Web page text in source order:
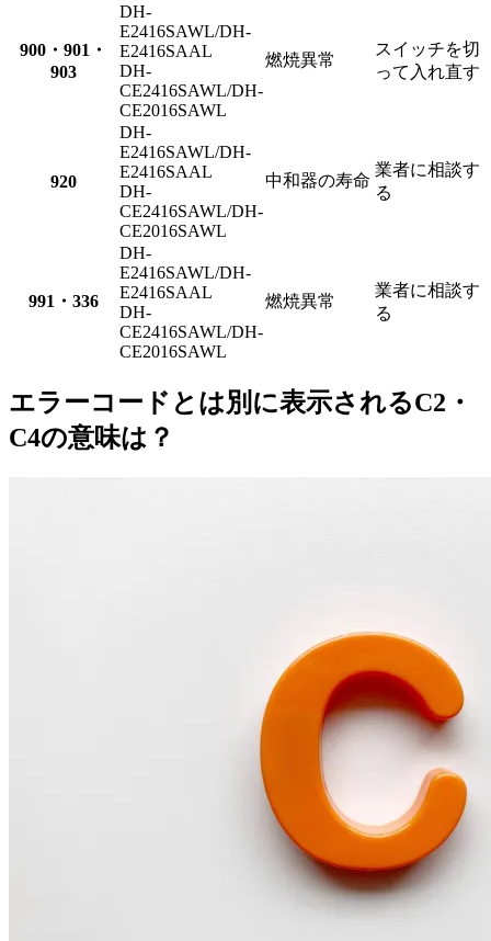
900・901・
903
DH-
E2416SAWL/DH-
E2416SAAL
DH-
CE2416SAWL/DH-
CE2016SAWL
燃焼異常
スイッチを切
って入れ直す
920
DH-
E2416SAWL/DH-
E2416SAAL
DH-
CE2416SAWL/DH-
CE2016SAWL
中和器の寿命
業者に相談す
る
991・336
DH-
E2416SAWL/DH-
E2416SAAL
DH-
CE2416SAWL/DH-
CE2016SAWL
燃焼異常
業者に相談す
る
エラーコードとは別に表示されるC2・
C4の意味は？